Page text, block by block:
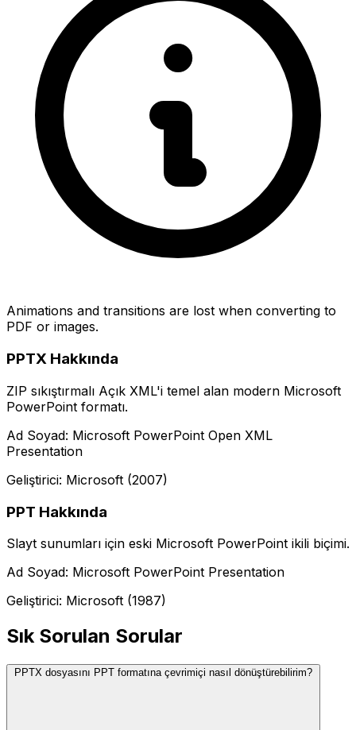
Animations and transitions are lost when converting to
PDF or images.
PPTX Hakkında
ZIP sıkıştırmalı Açık XML'i temel alan modern Microsoft
PowerPoint formatı.
Ad Soyad: Microsoft PowerPoint Open XML
Presentation
Geliştirici: Microsoft (2007)
PPT Hakkında
Slayt sunumları için eski Microsoft PowerPoint ikili biçimi.
Ad Soyad: Microsoft PowerPoint Presentation
Geliştirici: Microsoft (1987)
Sık Sorulan Sorular
PPTX dosyasını PPT formatına çevrimiçi nasıl dönüştürebilirim?